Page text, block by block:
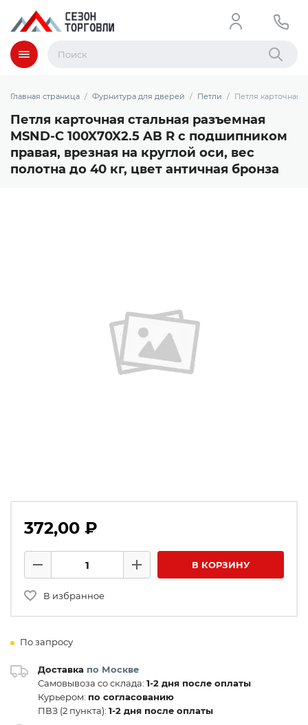
Меню Найти
Главная страница Фурнитура для дверей Петли Петля карточная
Петля карточная стальная разъемная
MSND-C 100X70X2.5 AB R с подшипником
правая, врезная на круглой оси, вес
полотна до 40 кг, цвет античная бронза
372,00 ₽
Минус
Плюс В КОРЗИНУ
В избранное
По запросу
Доставка по Москве
Самовывоза со склада: 1-2 дня после оплаты
Курьером: по согласованию
ПВЗ (2 пункта): 1-2 дня после оплаты